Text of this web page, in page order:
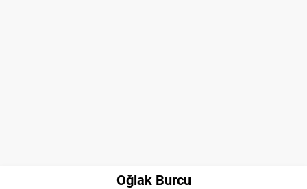
Oğlak Burcu